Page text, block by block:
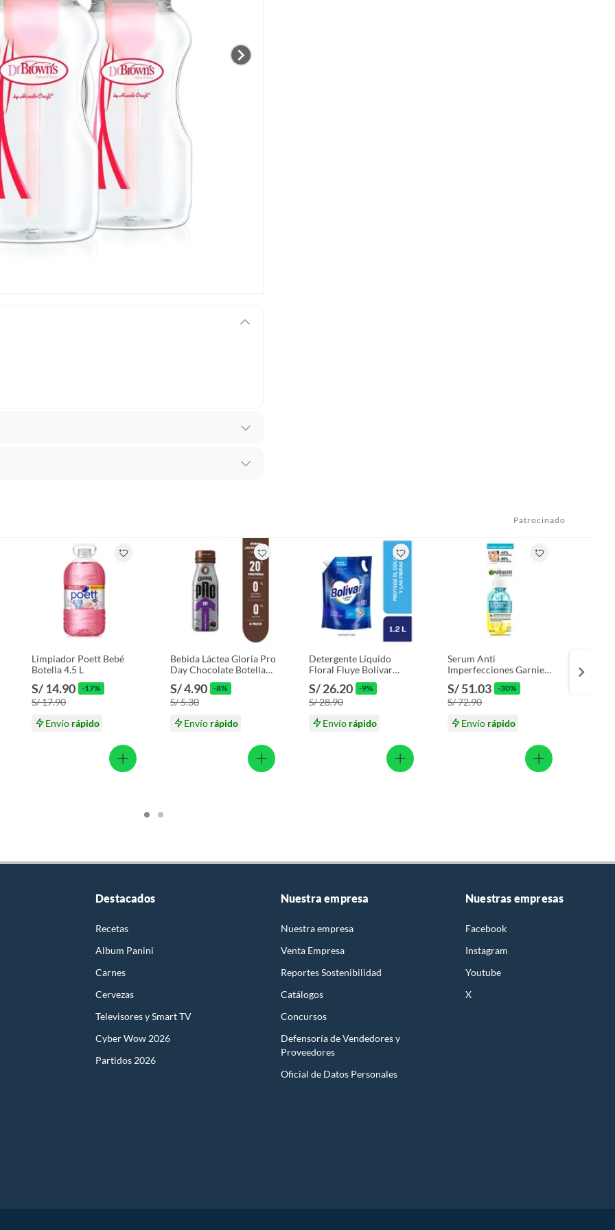
tienen:
productos para asfalto, hormigón, albañilería.
productos para asfalto.
tecnología, línea blanca, colchones, muebles, bicicletas y
alimenticios, vitaminas.
Patrocinado
Limpiador Poett Bebé
Botella 4.5 L
S/ 14.90 -17%
S/ 17.90
Envío rápido
Bebida Láctea Gloria Pro
Day Chocolate Botella
S/ 4.90 -8%
S/ 5.30
Envío rápido
Detergente Líquido
Floral Fluye Bolívar
Doypack 1.2 L
S/ 26.20 -9%
S/ 28.90
Envío rápido
Serum Anti
Imperfecciones Garnier
Envase 30 mL
S/ 51.03 -30%
S/ 72.90
Envío rápido
Destacados
Recetas
Album Panini
Carnes
Cervezas
Televisores y Smart TV
Cyber Wow 2026
Partidos 2026
Nuestra empresa
Nuestra empresa
Venta Empresa
Reportes Sostenibilidad
Catálogos
Concursos
Defensoría de Vendedores y
Proveedores
Oficial de Datos Personales
Nuestras empresas
Facebook
Instagram
Youtube
X